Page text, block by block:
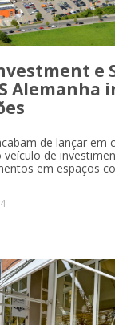
e
de lançar em
de
em espaços